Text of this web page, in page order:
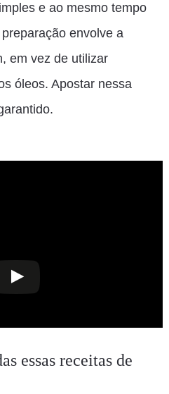
e ao mesmo tempo
envolve a
em vez de utilizar
óleos. Apostar nessa
essas receitas de